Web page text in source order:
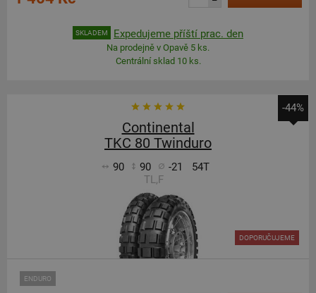
SKLADEM Expedujeme příští prac. den
Na prodejně v Opavě 5 ks.
Centrální sklad 10 ks.
-44%
Continental
TKC 80 Twinduro
90 90 -21
54T
TL,F
ENDURO
DOPORUČUJEME